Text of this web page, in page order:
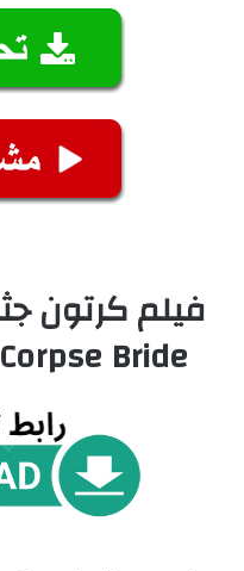
Corpse Bride مترجم كامل HD